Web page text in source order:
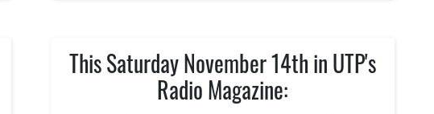
This Saturday November 14th in UTP's
Radio Magazine: